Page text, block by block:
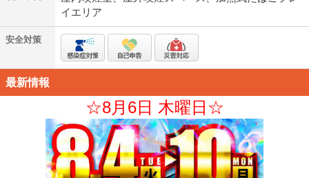
イエリア
安全対策
最新情報
☆8月6日 木曜日☆